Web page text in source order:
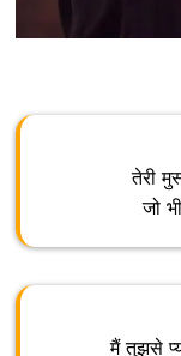
तेरी
जो
मैं तुझसे